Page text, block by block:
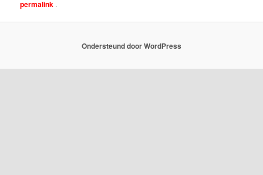
permalink .
Ondersteund door WordPress